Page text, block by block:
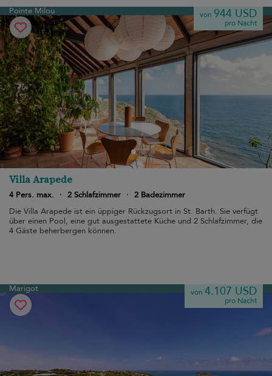
Pointe Milou von 944 USD
pro Nacht
Villa Arapede
4 Pers. max. · 2 Schlafzimmer · 2 Badezimmer
Die Villa Arapede ist ein üppiger Rückzugsort in St. Barth. Sie verfügt
über einen Pool, eine gut ausgestattete Küche und 2 Schlafzimmer, die
4 Gäste beherbergen können.
Marigot von 4.107 USD
pro Nacht